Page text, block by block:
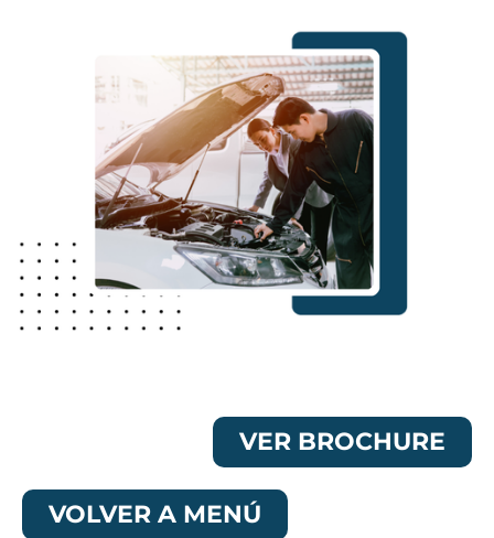
VER BROCHURE
VOLVER A MENÚ